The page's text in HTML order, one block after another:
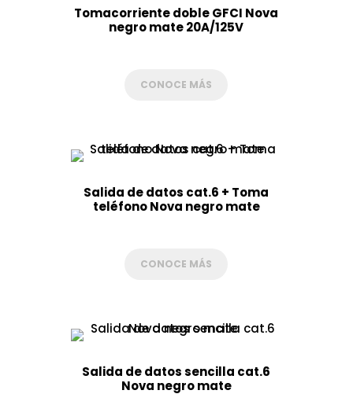
Tomacorriente doble GFCI Nova
negro mate 20A/125V
CONOCE MÁS
Salida de datos cat.6 + Toma
teléfono Nova negro mate
CONOCE MÁS
Salida de datos sencilla cat.6
Nova negro mate